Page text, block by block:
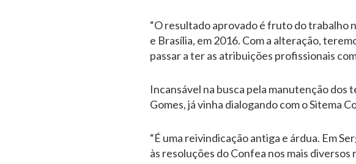
“O resultado aprovado é fruto do trabalho
e Brasília, em 2016. Com a alteração,
passar a ter as atribuições profissionais
Incansável na busca pela manutenção
Gomes, já vinha dialogando com o Sitema
“É uma reivindicação antiga e árdua. Em
às resoluções do Confea nos mais